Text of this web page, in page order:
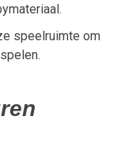
speelruimte om